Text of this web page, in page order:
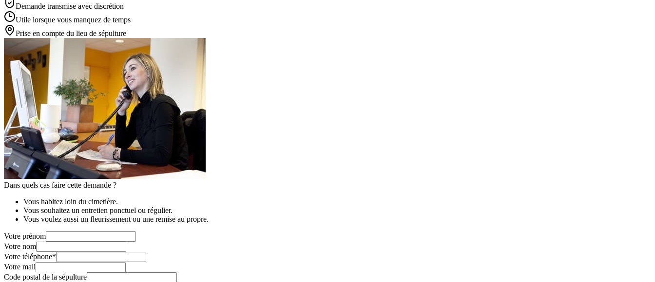
Demande transmise avec discrétion
Utile lorsque vous manquez de temps
Prise en compte du lieu de sépulture
Dans quels cas faire cette demande ?
Vous habitez loin du cimetière.
Vous souhaitez un entretien ponctuel ou régulier.
Vous voulez aussi un fleurissement ou une remise au propre.
Votre prénom
Votre nom
Votre téléphone*
Votre mail
Code postal de la sépulture